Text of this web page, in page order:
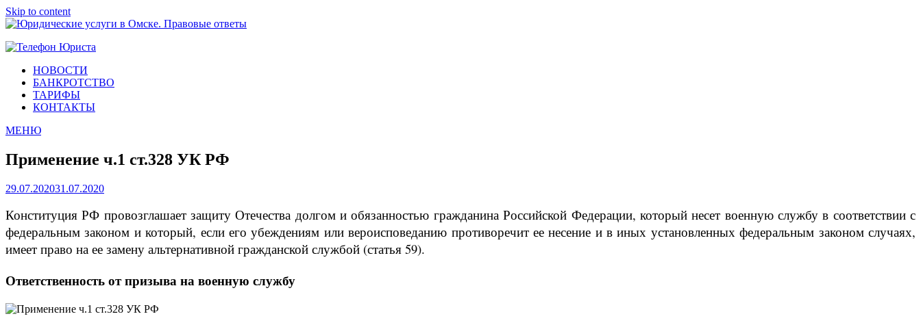
Skip to content
Юридические услуги в Омске. Правовые ответы
НОВОСТИ
БАНКРОТСТВО
ТАРИФЫ
КОНТАКТЫ
МЕНЮ
Применение ч.1 ст.328 УК РФ
29.07.202031.07.2020
Конституция РФ провозглашает защиту Отечества долгом и обязанностью гражданина Российской Федерации, который несет военную службу в соответствии с
федеральным законом и который, если его убеждениям или вероисповеданию противоречит ее несение и в иных установленных федеральным законом случаях,
имеет право на ее замену альтернативной гражданской службой (статья 59).
Ответственность от призыва на военную службу